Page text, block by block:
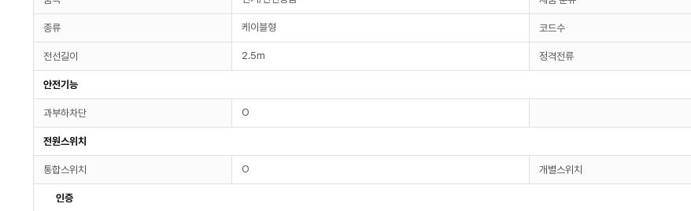
종류 케이블형 코드수
전선길이 2.5m 정격전류
안전기능
과부하차단 O
전원스위치
통합스위치 O 개별스위치
인증